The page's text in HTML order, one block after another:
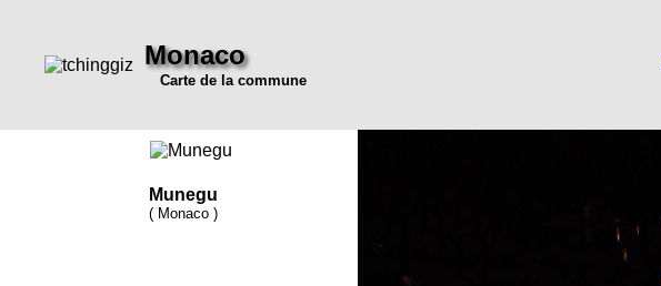
Monaco
Carte de la commune
Munegu
( Monaco )